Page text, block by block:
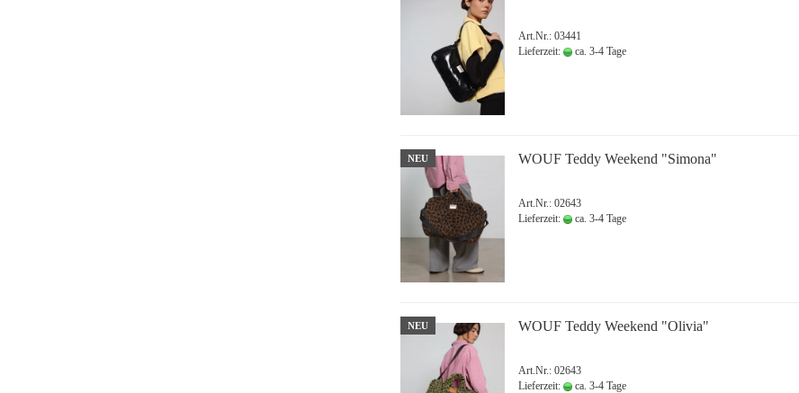
Art.Nr.: 03441
Lieferzeit:
ca. 3-4 Tage
NEU WOUF Teddy Weekend "Simona"
Art.Nr.: 02643
Lieferzeit:
ca. 3-4 Tage
NEU WOUF Teddy Weekend "Olivia"
Art.Nr.: 02643
Lieferzeit:
ca. 3-4 Tage